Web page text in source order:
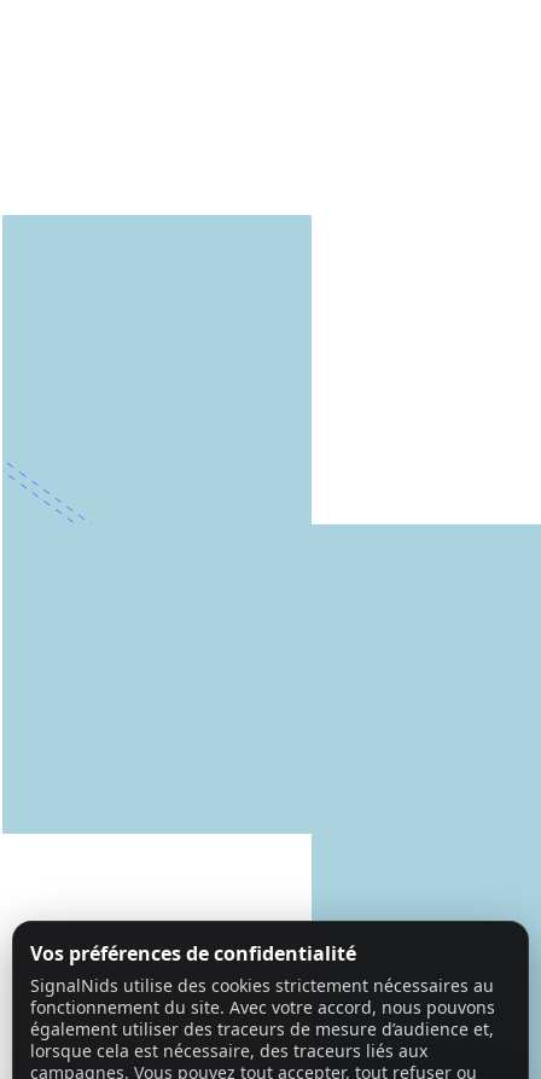
Vos préférences de confidentialité
SignalNids utilise des cookies strictement nécessaires au
fonctionnement du site. Avec votre accord, nous pouvons
également utiliser des traceurs de mesure d’audience et,
lorsque cela est nécessaire, des traceurs liés aux
campagnes. Vous pouvez tout accepter, tout refuser ou